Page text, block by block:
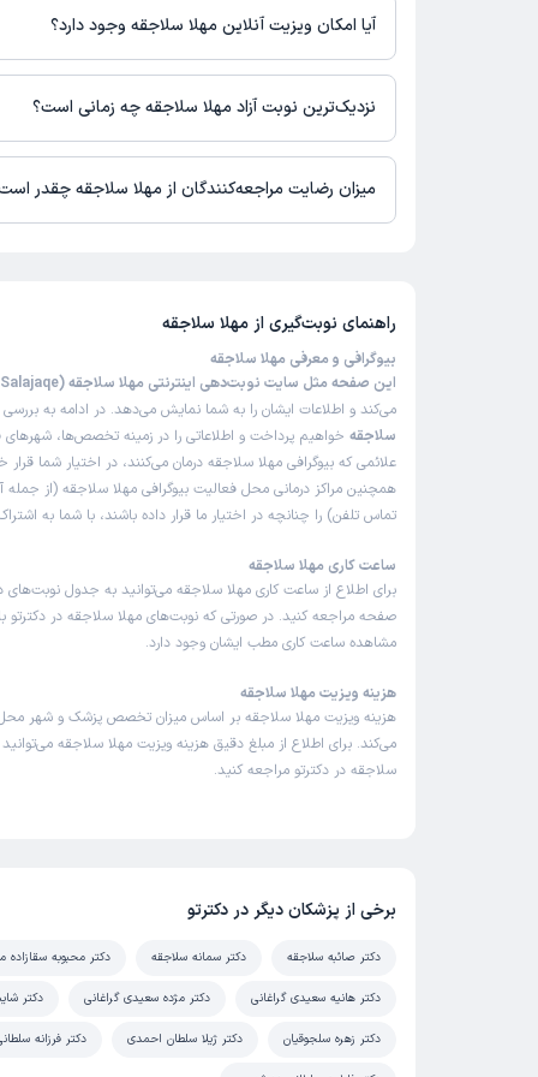
آیا امکان ویزیت آنلاین مهلا سلاجقه وجود دارد؟
در حال حاضر اطلاعاتی درباره ارائه ویزیت آنلاین توسط مهلا
برای دریافت اطلاعات دقیق‌تر، لطفاً با مطب تماس بگیرید.
نزدیک‌ترین نوبت آزاد مهلا سلاجقه چه زمانی است؟
زمان نوبت‌دهی و پذیرش بیماران با هماهنگی مطب مشخص می‌شود.
میزان رضایت مراجعه‌کنندگان از مهلا سلاجقه چقدر
راهنمای نوبت‌گیری از مهلا سلاجقه
بیوگرافی و معرفی مهلا سلاجقه
این صفحه مثل سایت نوبت‌دهی اینترنتی مهلا سلاجقه (Mahla Salajaqe)
می‌کند و اطلاعات ایشان را به شما نمایش می‌دهد. در ادامه به بررسی
سلاجقه خواهیم پرداخت و اطلاعاتی را در زمینه تخصص‌ها، شهرهای
علائمی که بیوگرافی مهلا سلاجقه درمان می‌کنند، در اختیار شما قرار
همچنین مراکز درمانی محل فعالیت بیوگرافی مهلا سلاجقه (از
تماس تلفن) را چنانچه در اختیار ما قرار داده باشند، با شما به
ساعت کاری مهلا سلاجقه
برای اطلاع از ساعت کاری مهلا سلاجقه می‌توانید به جدول
صفحه مراجعه کنید. در صورتی که نوبت‌های مهلا سلاجقه در دکترتو
مشاهده ساعت کاری مطب ایشان وجود دارد.
هزینه ویزیت مهلا سلاجقه
هزینه ویزیت مهلا سلاجقه بر اساس میزان تخصص پزشک و شهر
می‌کند. برای اطلاع از مبلغ دقیق هزینه ویزیت مهلا سلاجقه می‌توانید
سلاجقه در دکترتو مراجعه کنید.
برخی از پزشکان دیگر در دکترتو
دکتر صائبه سلاجقه دکتر سمانه سلاجقه دکتر محبوبه سقازاده
دکتر هانیه سعیدی گراغانی دکتر مژده سعیدی گراغانی دکتر
دکتر زهره سلجوقیان دکتر ژیلا سلطان احمدی دکتر فرزانه